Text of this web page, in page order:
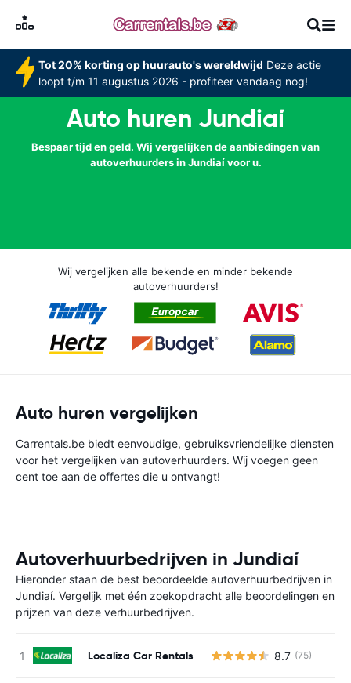
Tot 20% korting op huurauto's wereldwijd Deze actie
loopt t/m 11 augustus 2026 - profiteer vandaag nog!
Auto huren Jundiaí
Bespaar tijd en geld. Wij vergelijken de aanbiedingen van
autoverhuurders in Jundiaí voor u.
Wij vergelijken alle bekende en minder bekende
autoverhuurders!
Auto huren vergelijken
Carrentals.be biedt eenvoudige, gebruiksvriendelijke diensten
voor het vergelijken van autoverhuurders. Wij voegen geen
cent toe aan de offertes die u ontvangt!
Autoverhuurbedrijven in Jundiaí
Hieronder staan de best beoordeelde autoverhuurbedrijven in
Jundiaí. Vergelijk met één zoekopdracht alle beoordelingen en
prijzen van deze verhuurbedrijven.
Localiza Car Rentals 8.7 (75)